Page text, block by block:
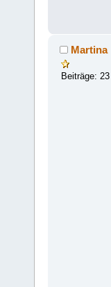
Martina
Beiträge: 23